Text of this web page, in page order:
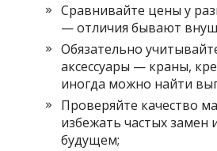
Сравнивайте цены у
— отличия бывают
Обязательно
аксессуары — краны,
иногда можно найти
Проверяйте качество
избежать частых замен
будущем;